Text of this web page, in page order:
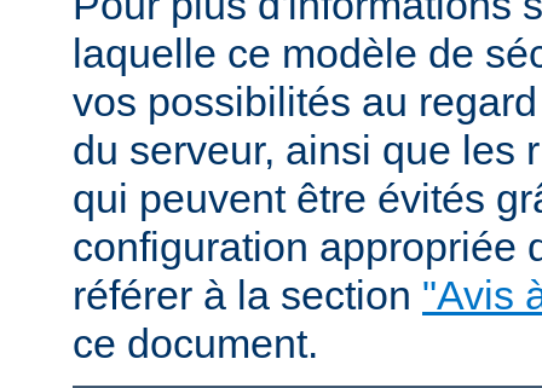
laquelle ce modèle de
vos possibilités au
du serveur, ainsi que les
qui peuvent être évités
configuration appropriée
référer à la section "Avis
ce document.